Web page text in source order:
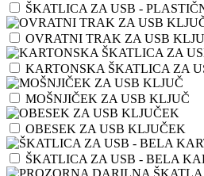
ŠKATLICA ZA USB -
OVRATNI TRAK ZA USB
KARTONSKA ŠKATLICA ZA
MOŠNJIČEK ZA USB KLJUČ
OBESEK ZA USB KLJUČEK
ŠKATLICA ZA USB - BELA